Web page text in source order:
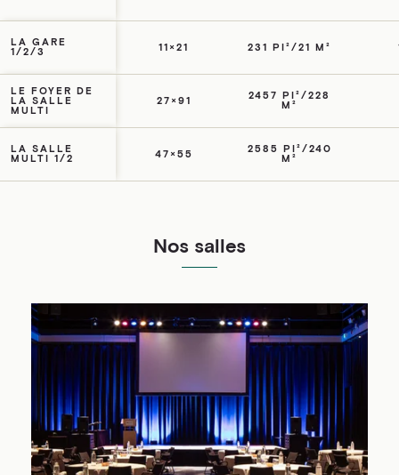
LA GARE
1/2/3
11×21 231 PI²/21 M²
LE FOYER DE
LA SALLE
MULTI
27×91
2457 PI²/228
M²
LA SALLE
MULTI 1/2
47×55
2585 PI²/240
M²
Nos salles